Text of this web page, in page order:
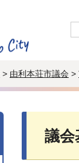
> 由利本荘市議会 >
議会